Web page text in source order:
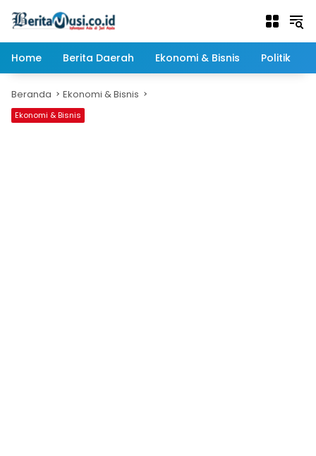
Home
Berita Daerah Ekonomi & Bisnis Politik
Beranda Ekonomi & Bisnis
Ekonomi & Bisnis